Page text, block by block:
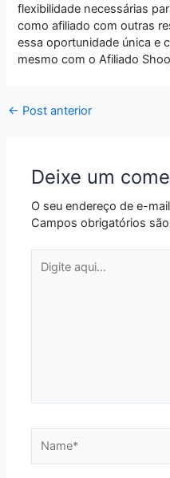
flexibilidade necessárias
como afiliado com outras
essa oportunidade única e
mesmo com o Afiliado
← Post anterior
Deixe um
O seu endereço de e-
Campos obrigatórios
aqui...